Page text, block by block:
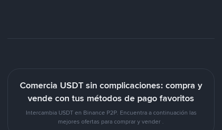
Comercia USDT sin complicaciones: compra y
vende con tus métodos de pago favoritos
Intercambia USDT en Binance P2P. Encuentra a continuación las
mejores ofertas para comprar y vender .